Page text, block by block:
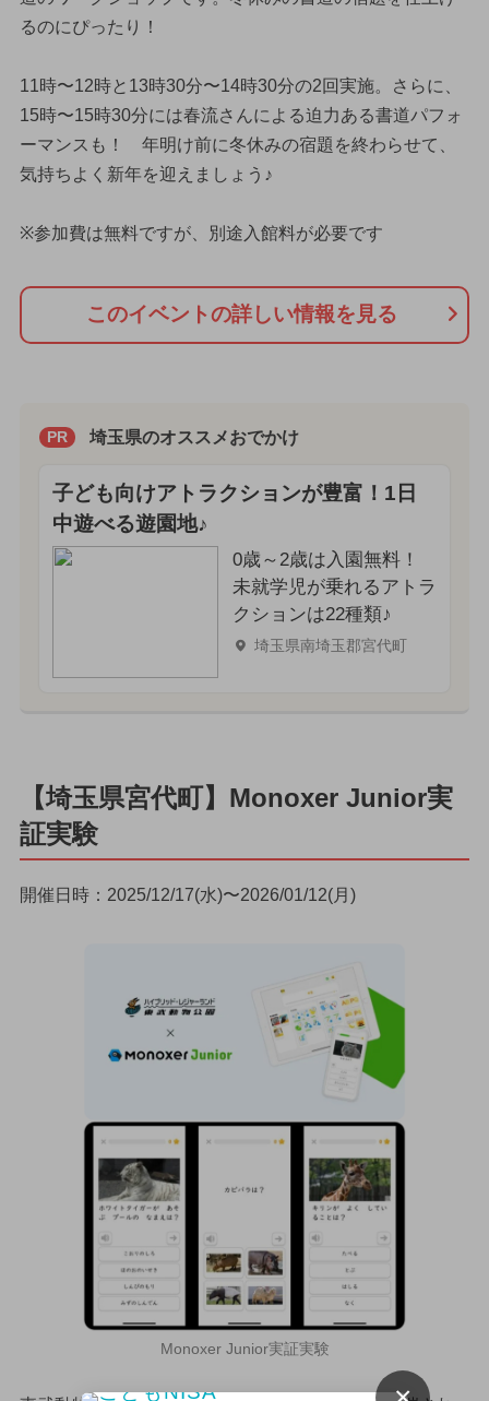
るのにぴったり！
11時〜12時と13時30分〜14時30分の2回実施。さらに、
15時〜15時30分には春流さんによる迫力ある書道パフォ
ーマンスも！ 年明け前に冬休みの宿題を終わらせて、
気持ちよく新年を迎えましょう♪
※参加費は無料ですが、別途入館料が必要です
このイベントの詳しい情報を見る
PR 埼玉県のオススメおでかけ
子ども向けアトラクションが豊富！1日
中遊べる遊園地♪
0歳～2歳は入園無料！
未就学児が乗れるアトラ
クションは22種類♪
埼玉県南埼玉郡宮代町
【埼玉県宮代町】Monoxer Junior実
証実験
開催日時：2025/12/17(水)〜2026/01/12(月)
Monoxer Junior実証実験